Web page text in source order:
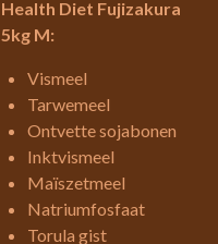
Health Diet Fujizakura
5kg M:
Vismeel
Tarwemeel
Ontvette sojabonen
Inktvismeel
Maïszetmeel
Natriumfosfaat
Torula gist